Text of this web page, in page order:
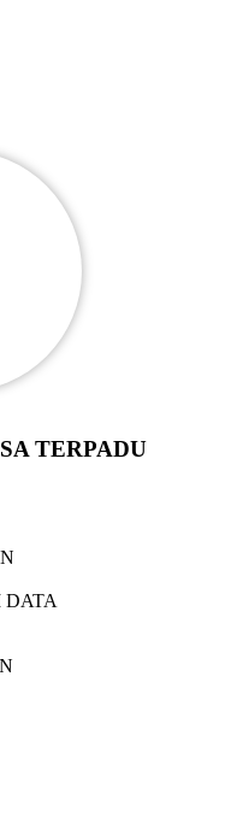
TERPADU
DATA